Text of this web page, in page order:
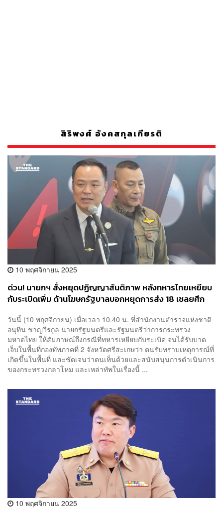
สิริพงศ์ อังคสกุลเกียรติ
10 พฤศจิกายน 2025
​ด่วน! นายกฯ สั่งหยุดปฏิญญาสันติภาพ หลังทหารไทยเหยียบ
กับระเบิดเพิ่ม ด้านโฆษกรัฐบาลบอกหยุดการส่ง 18 เชลยศึก
วันนี้ (10 พฤศจิกายน) เมื่อเวลา 10.40 น. ที่สำนักงานตำรวจแห่งชาติ
อนุทิน ชาญวีรกูล นายกรัฐมนตรีและรัฐมนตรีว่าการกระทรวง
มหาดไทย ให้สัมภาษณ์ถึงกรณีที่ทหารเหยียบกับระเบิด จนได้รับบาด
เจ็บในพื้นที่กองทัพภาคที่ 2 จังหวัดศรีสะเกษว่า ตนรับทราบเหตุการณ์ที่
เกิดขึ้นในพื้นที่ และชัดเจนว่าตนเห็นด้วยและสนับสนุนการดำเนินการ
ของกระทรวงกลาโหม และเหล่าทัพในเรื่องนี้ ...
10 พฤศจิกายน 2025